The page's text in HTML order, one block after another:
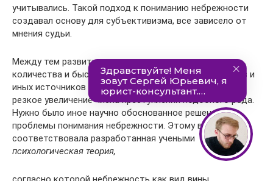
учитывались. Такой подход к пониманию небрежности
создавал основу для субъективизма, все зависело от
мнения судьи.
Между тем развитие науки и техники, увеличение
количества и быстроходности транспортных средств и
иных источников повышенной опасности обусловили
резкое увеличение числа преступлений подобного рода.
Нужно было иное научно обоснованное решение
проблемы понимания небрежности. Этому вполне
соответствовала разработанная учеными
психологическая теория,